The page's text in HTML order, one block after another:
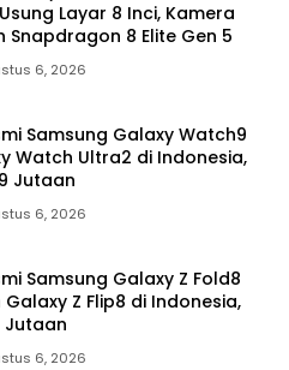
Layar 8 Inci, Kamera
Snapdragon 8 Elite Gen 5
6, 2026
Samsung Galaxy Watch9
Watch Ultra2 di Indonesia,
Jutaan
6, 2026
Samsung Galaxy Z Fold8
Galaxy Z Flip8 di Indonesia,
Jutaan
6, 2026